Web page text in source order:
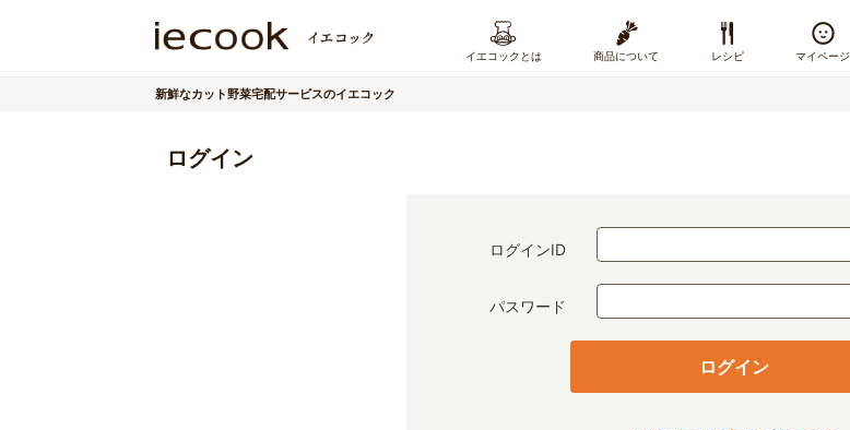
イエコックとは 商品について レシピ マイページ
新鮮なカット野菜宅配サービスのイエコック
ログイン
ログインID
パスワード
ログイン